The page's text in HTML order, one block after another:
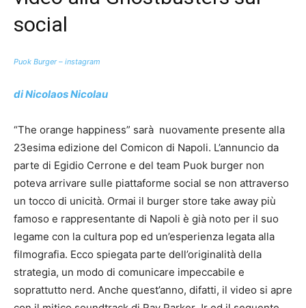
social
Puok Burger – instagram
di Nicolaos Nicolau
“The orange happiness” sarà nuovamente presente alla
23esima edizione del Comicon di Napoli. L’annuncio da
parte di Egidio Cerrone e del team Puok burger non
poteva arrivare sulle piattaforme social se non attraverso
un tocco di unicità. Ormai il burger store take away più
famoso e rappresentante di Napoli è già noto per il suo
legame con la cultura pop ed un’esperienza legata alla
filmografia. Ecco spiegata parte dell’originalità della
strategia, un modo di comunicare impeccabile e
soprattutto nerd. Anche quest’anno, difatti, il video si apre